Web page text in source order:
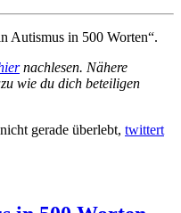
Autismus in 500 Worten“.
nachlesen. Nähere
wie du dich beteiligen
gerade überlebt, twittert